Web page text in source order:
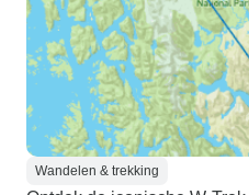
Wandelen & trekking